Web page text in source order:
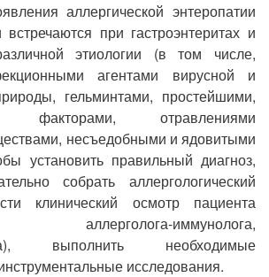
аллергической энтеропатии
при гастроэнтеритах и
этиологии (в том числе,
агентами вирусной и
гельминтами, простейшими,
факторами, отравлениями
несъедобными и ядовитыми
установить правильный диагноз,
собрать аллергологический
клинический осмотр пациента
аллерголога-иммунолога,
выполнить необходимые
исследования.